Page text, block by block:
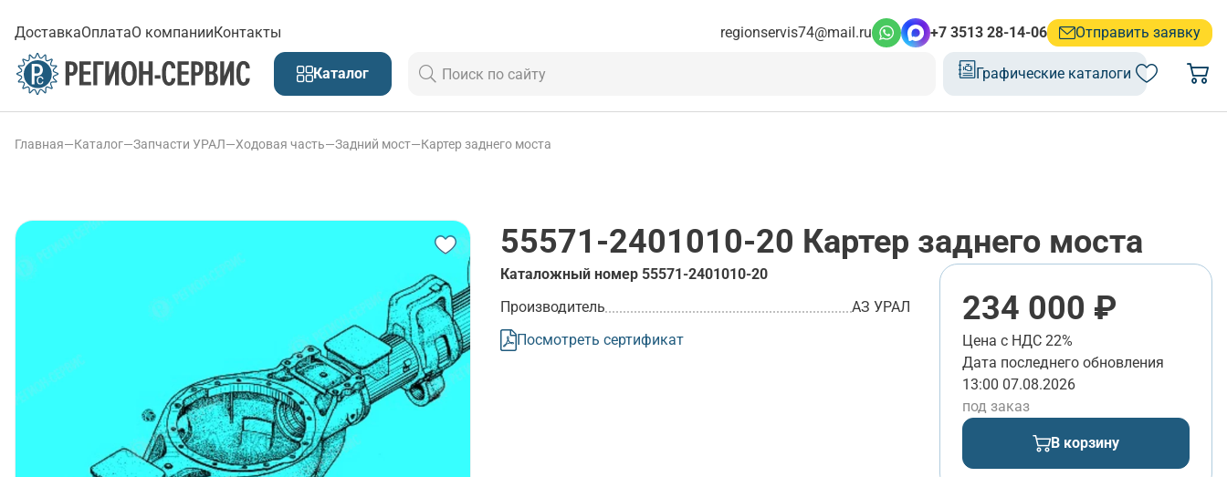
ДоставкаОплатаО компанииКонтакты regionservis74@mail.ru +7 3513 28-14-06 Отправить заявку
Каталог Графические каталоги
Главная—Каталог—Запчасти УРАЛ—Ходовая часть—Задний мост—Картер заднего моста
55571-2401010-20 Картер заднего моста
Каталожный номер 55571-2401010-20
Производитель
АЗ УРАЛ
Посмотреть сертификат
234 000 ₽
Цена с НДС 22%
Дата последнего обновления
13:00 07.08.2026
под заказ
В корзину